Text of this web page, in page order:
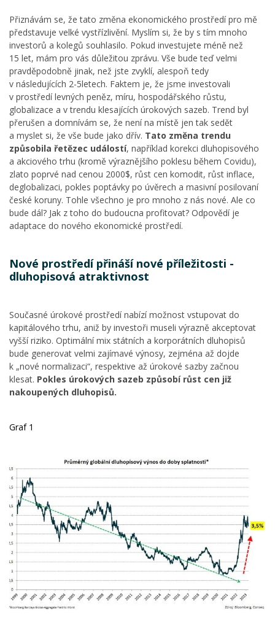
Přiznávám se, že tato změna ekonomického prostředí pro mě
představuje velké vystřízlivění. Myslím si, že by s tím mnoho
investorů a kolegů souhlasilo. Pokud investujete méně než
15 let, mám pro vás důležitou zprávu. Vše bude teď velmi
pravděpodobně jinak, než jste zvyklí, alespoň tedy
v následujících 2-5letech. Faktem je, že jsme investovali
v prostředí levných peněz, míru, hospodářského růstu,
globalizace a v trendu klesajících úrokových sazeb. Trend byl
přerušen a domnívám se, že není na místě jen tak sedět
a myslet si, že vše bude jako dřív. Tato změna trendu
způsobila řetězec událostí, například korekci dluhopisového
a akciového trhu (kromě výraznějšího poklesu během Covidu),
zlato poprvé nad cenou 2000$, růst cen komodit, růst inflace,
deglobalizaci, pokles poptávky po úvěrech a masivní posilovaní
české koruny. Tohle všechno je pro mnoho z nás nové. Ale co
bude dál? Jak z toho do budoucna profitovat? Odpovědí je
adaptace do nového ekonomické prostředí.
Nové prostředí přináší nové příležitosti -
dluhopisová atraktivnost
Současné úrokové prostředí nabízí možnost vstupovat do
kapitálového trhu, aniž by investoři museli výrazně akceptovat
vyšší riziko. Optimální mix státních a korporátních dluhopisů
bude generovat velmi zajímavé výnosy, zejména až dojde
k „nové normalizaci“, respektive až úrokové sazby začnou
klesat. Pokles úrokových sazeb způsobí růst cen již
nakoupených dluhopisů.
Graf 1